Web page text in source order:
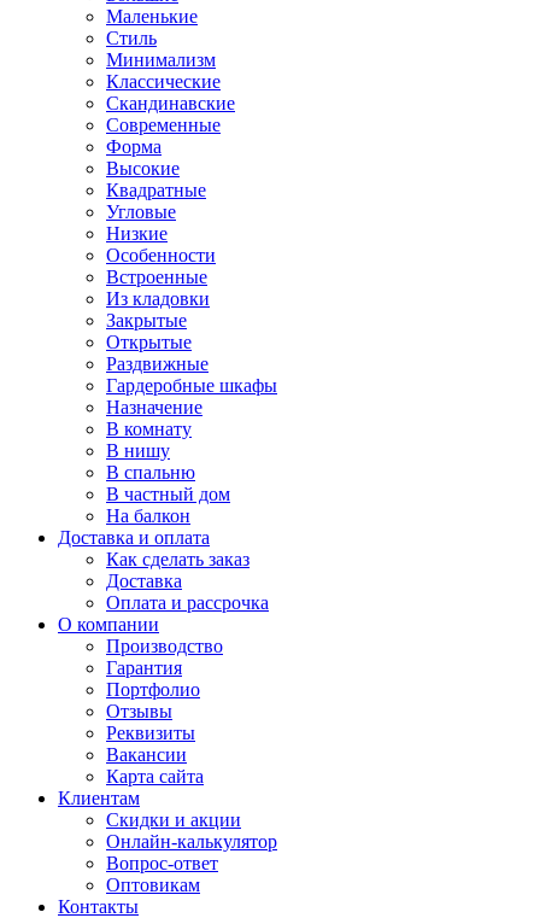
Маленькие
Стиль
Минимализм
Классические
Скандинавские
Современные
Форма
Высокие
Квадратные
Угловые
Низкие
Особенности
Встроенные
Из кладовки
Закрытые
Открытые
Раздвижные
Гардеробные шкафы
Назначение
В комнату
В нишу
В спальню
В частный дом
На балкон
Доставка и оплата
Как сделать заказ
Доставка
Оплата и рассрочка
О компании
Производство
Гарантия
Портфолио
Отзывы
Реквизиты
Вакансии
Карта сайта
Клиентам
Скидки и акции
Онлайн-калькулятор
Вопрос-ответ
Оптовикам
Контакты